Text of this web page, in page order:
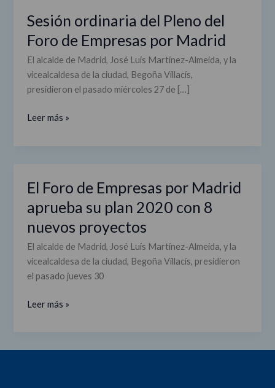
Sesión ordinaria del Pleno del
Foro de Empresas por Madrid
El alcalde de Madrid, José Luis Martínez-Almeida, y la
vicealcaldesa de la ciudad, Begoña Villacís,
presidieron el pasado miércoles 27 de […]
por
Madrid
Leer más »
El Foro de Empresas por Madrid
aprueba su plan 2020 con 8
nuevos proyectos
El alcalde de Madrid, José Luis Martínez-Almeida, y la
vicealcaldesa de la ciudad, Begoña Villacís, presidieron
el pasado jueves 30
El
de
Empresas
por
Madrid
aprueba
plan
Leer más »